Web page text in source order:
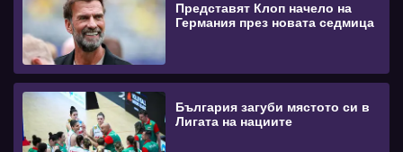
Представят Клоп начело на
Германия през новата седмица
България загуби мястото си в
Лигата на нациите